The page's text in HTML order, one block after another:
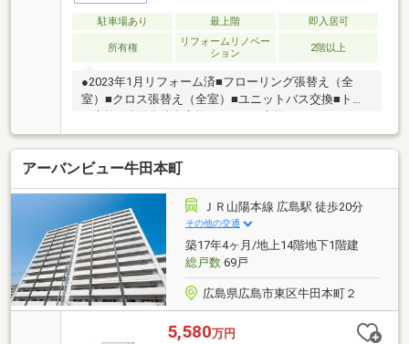
駐車場あり 最上階 即入居可
所有権
リフォームリノベー
ション
2階以上
●2023年1月リフォーム済■フローリング張替え（全
室）■クロス張替え（全室）■ユニットバス交換■トイ
ンセント交換■給湯器交換■洗濯パン交換
アーバンビュー牛田本町
ＪＲ山陽本線 広島駅 徒歩20分
その他の交通
築17年4ヶ月/地上14階地下1階建
総戸数69戸
広島県広島市東区牛田本町２
5,580万円